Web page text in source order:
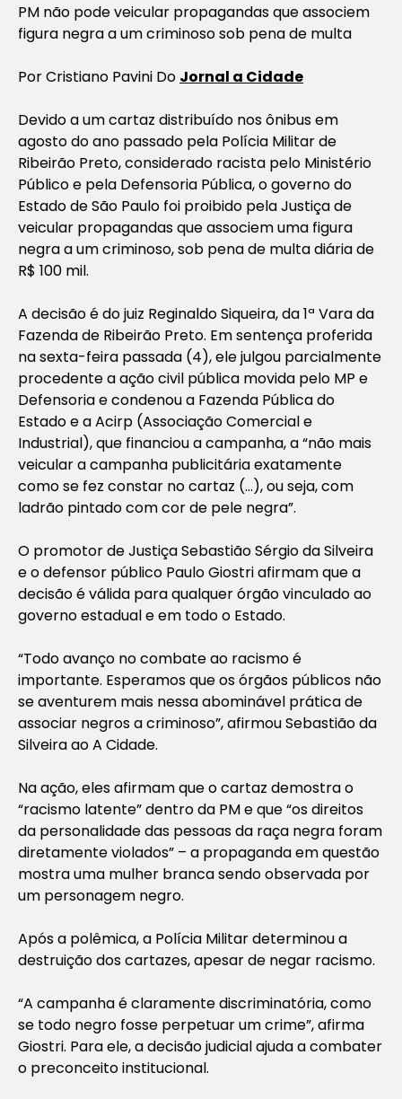
PM não pode veicular propagandas que associem
figura negra a um criminoso sob pena de multa
Por Cristiano Pavini Do Jornal a Cidade
Devido a um cartaz distribuído nos ônibus em
agosto do ano passado pela Polícia Militar de
Ribeirão Preto, considerado racista pelo Ministério
Público e pela Defensoria Pública, o governo do
Estado de São Paulo foi proibido pela Justiça de
veicular propagandas que associem uma figura
negra a um criminoso, sob pena de multa diária de
R$ 100 mil.
A decisão é do juiz Reginaldo Siqueira, da 1ª Vara da
Fazenda de Ribeirão Preto. Em sentença proferida
na sexta-feira passada (4), ele julgou parcialmente
procedente a ação civil pública movida pelo MP e
Defensoria e condenou a Fazenda Pública do
Estado e a Acirp (Associação Comercial e
Industrial), que financiou a campanha, a “não mais
veicular a campanha publicitária exatamente
como se fez constar no cartaz (…), ou seja, com
ladrão pintado com cor de pele negra”.
O promotor de Justiça Sebastião Sérgio da Silveira
e o defensor público Paulo Giostri afirmam que a
decisão é válida para qualquer órgão vinculado ao
governo estadual e em todo o Estado.
“Todo avanço no combate ao racismo é
importante. Esperamos que os órgãos públicos não
se aventurem mais nessa abominável prática de
associar negros a criminoso”, afirmou Sebastião da
Silveira ao A Cidade.
Na ação, eles afirmam que o cartaz demostra o
“racismo latente” dentro da PM e que “os direitos
da personalidade das pessoas da raça negra foram
diretamente violados” – a propaganda em questão
mostra uma mulher branca sendo observada por
um personagem negro.
Após a polêmica, a Polícia Militar determinou a
destruição dos cartazes, apesar de negar racismo.
“A campanha é claramente discriminatória, como
se todo negro fosse perpetuar um crime”, afirma
Giostri. Para ele, a decisão judicial ajuda a combater
o preconceito institucional.